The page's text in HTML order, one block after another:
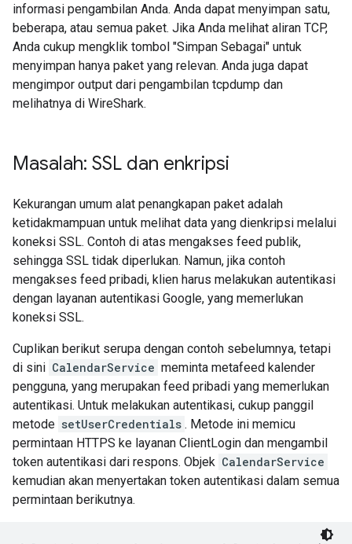
informasi pengambilan Anda. Anda dapat menyimpan satu,
beberapa, atau semua paket. Jika Anda melihat aliran TCP,
Anda cukup mengklik tombol "Simpan Sebagai" untuk
menyimpan hanya paket yang relevan. Anda juga dapat
mengimpor output dari pengambilan tcpdump dan
melihatnya di WireShark.
Masalah: SSL dan enkripsi
Kekurangan umum alat penangkapan paket adalah
ketidakmampuan untuk melihat data yang dienkripsi melalui
koneksi SSL. Contoh di atas mengakses feed publik,
sehingga SSL tidak diperlukan. Namun, jika contoh
mengakses feed pribadi, klien harus melakukan autentikasi
dengan layanan autentikasi Google, yang memerlukan
koneksi SSL.
Cuplikan berikut serupa dengan contoh sebelumnya, tetapi
di sini CalendarService meminta metafeed kalender
pengguna, yang merupakan feed pribadi yang memerlukan
autentikasi. Untuk melakukan autentikasi, cukup panggil
metode setUserCredentials . Metode ini memicu
permintaan HTTPS ke layanan ClientLogin dan mengambil
token autentikasi dari respons. Objek CalendarService
kemudian akan menyertakan token autentikasi dalam semua
permintaan berikutnya.